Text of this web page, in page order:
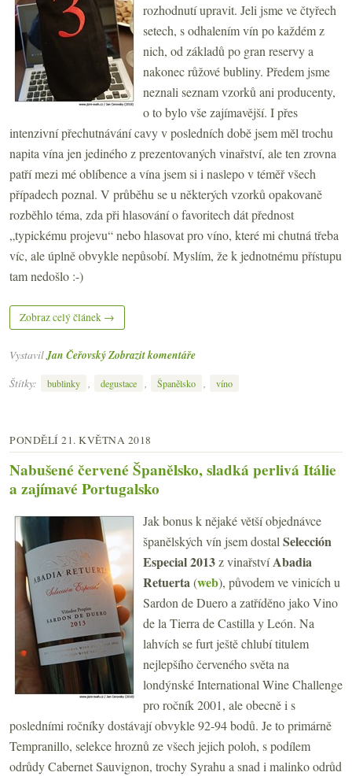
rozhodnutí upravit. Jeli jsme ve čtyřech
setech, s odhalením vín po každém z
nich, od základů po gran reservy a
nakonec růžové bubliny. Předem jsme
neznali seznam vzorků ani producenty,
o to bylo vše zajímavější. I přes
intenzivní přechutnávání cavy v posledních době jsem měl trochu
napita vína jen jediného z prezentovaných vinařství, ale ten zrovna
patří mezi mé oblíbence a vína jsem si i naslepo v téměř všech
případech poznal. V průběhu se u některých vzorků opakovaně
rozběhlo téma, zda při hlasování o favoritech dát přednost
„typickému projevu“ nebo hlasovat pro víno, které mi chutná třeba
víc, ale úplně obvykle nepůsobí. Myslím, že k jednotnému přístupu
tam nedošlo :-)
Zobraz celý článek →
VystavilJan ČeřovskýZobrazit komentáře
Štítky:
bublinky , degustace , Španělsko , víno
PONDĚLÍ 21. KVĚTNA 2018
Nabušené červené Španělsko, sladká perlivá Itálie
a zajímavé Portugalsko
Jak bonus k nějaké větší objednávce
španělských vín jsem dostalSelección
Especial 2013z vinařstvíAbadia
Retuerta(web), původem ve vinicích u
Sardon de Duero a zatříděno jako Vino
de la Tierra de Castilla y León. Na
lahvích se furt ještě chlubí titulem
nejlepšího červeného světa na
londýnské International Wine Challenge
pro ročník 2001, ale obecně i s
posledními ročníky dostávají obvykle 92-94 bodů. Je to primárně
Tempranillo, selekce hroznů ze všech jejich poloh, s podílem
odrůdy Cabernet Sauvignon, trochy Syrahu a snad i malinko odrůd